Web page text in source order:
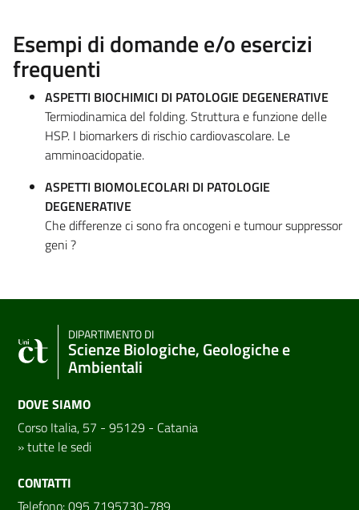
Esempi di domande e/o esercizi
frequenti
ASPETTI BIOCHIMICI DI PATOLOGIE DEGENERATIVE
Termiodinamica del folding. Struttura e funzione delle
HSP. I biomarkers di rischio cardiovascolare. Le
amminoacidopatie.
ASPETTI BIOMOLECOLARI DI PATOLOGIE
DEGENERATIVE
Che differenze ci sono fra oncogeni e tumour suppressor
geni ?
DIPARTIMENTO DI
Scienze Biologiche, Geologiche e
Ambientali
DOVE SIAMO
Corso Italia, 57 - 95129 - Catania
»tutte le sedi
CONTATTI
Telefono: 095 7195730-789